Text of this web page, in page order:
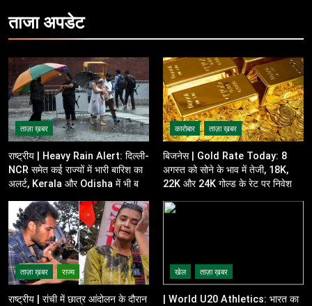
ताजाअपडेट
ताज़ा ख़बर
राष्ट्रीय | Heavy Rain Alert: दिल्ली-
NCR समेत कई राज्यों में भारी बारिश का
अलर्ट, Kerala और Odisha में भी बढ़ी
कारोबार ताज़ा ख़बर
बिजनेस | Gold Rate Today: 8
अगस्त को सोने के भाव में तेजी, 18K,
22K और 24K गोल्ड के रेट पर निवेशकों
ताज़ा ख़बर राज्य
राष्ट्रीय | रांची में छात्र आंदोलन के दौरान
खेल ताज़ा ख़बर
| World U20 Athletics: भारत का